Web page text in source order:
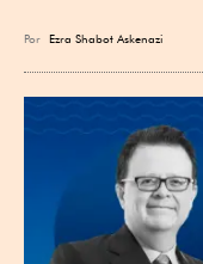
Por Ezra Shabot Askenazi